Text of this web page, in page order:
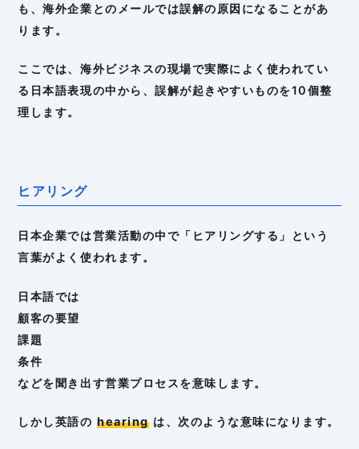
も、海外企業とのメールでは誤解の原因になることがあ
ります。
ここでは、海外ビジネスの現場で実際によく使われてい
る日本語表現の中から、誤解が起きやすいものを10個整
理します。
ヒアリング
日本企業では営業活動の中で「ヒアリングする」という
言葉がよく使われます。
日本語では
顧客の要望
課題
条件
などを聞き出す営業プロセスを意味します。
しかし英語のhearingは、次のような意味になります。